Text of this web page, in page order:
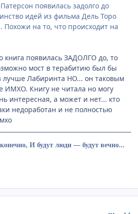
появилась задолго до
идей из фильма Дель Торо
на то, что происходит на
книга появилась ЗАДОЛГО до, то
мост в терабитию был бы
лучше Лабиринта НО... он таковым
ИМХО. Книгу не читала но могу
интересная, а может и нет... кто
недоработан и не полностью
И будут люди — будут вечно...